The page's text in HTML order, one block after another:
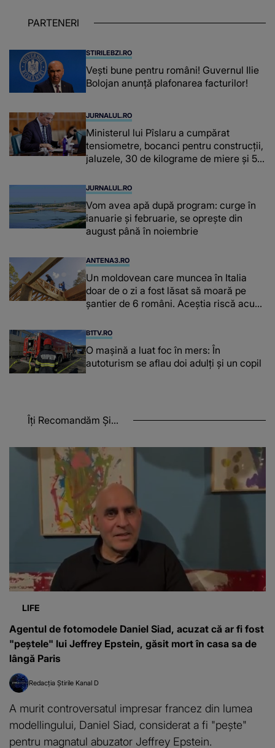
chiar și după trecerea anilor: "De
PARTENERI
STIRILEBZI.RO
Vești bune pentru români! Guvernul Ilie
Bolojan anunță plafonarea facturilor!
JURNALUL.RO
Ministerul lui Pîslaru a cumpărat
tensiometre, bocanci pentru construcții,
jaluzele, 30 de kilograme de miere și 50
JURNALUL.RO
Vom avea apă după program: curge în
ianuarie și februarie, se oprește din
august până în noiembrie
ANTENA3.RO
Un moldovean care muncea în Italia
doar de o zi a fost lăsat să moară pe
şantier de 6 români. Aceștia riscă acum
B1TV.RO
O maşină a luat foc în mers: În
autoturism se aflau doi adulți și un copil
Îți Recomandăm Și...
LIFE
Agentul de fotomodele Daniel Siad, acuzat că ar fi fost
"peștele" lui Jeffrey Epstein, găsit mort în casa sa de
lângă Paris
Redacția Știrile Kanal D
A murit controversatul impresar francez din lumea
modellingului, Daniel Siad, considerat a fi "pește"
pentru magnatul abuzator Jeffrey Epstein.